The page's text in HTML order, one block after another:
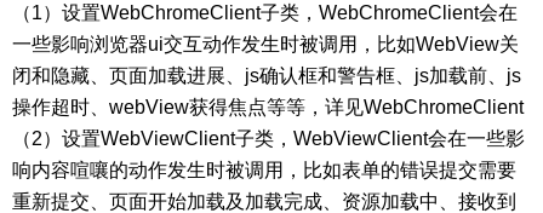
（1）设置WebChromeClient子类，WebChromeClient会在
一些影响浏览器ui交互动作发生时被调用，比如WebView关
闭和隐藏、页面加载进展、js确认框和警告框、js加载前、js
操作超时、webView获得焦点等等，详见WebChromeClient
（2）设置WebViewClient子类，WebViewClient会在一些影
响内容喧嚷的动作发生时被调用，比如表单的错误提交需要
重新提交、页面开始加载及加载完成、资源加载中、接收到